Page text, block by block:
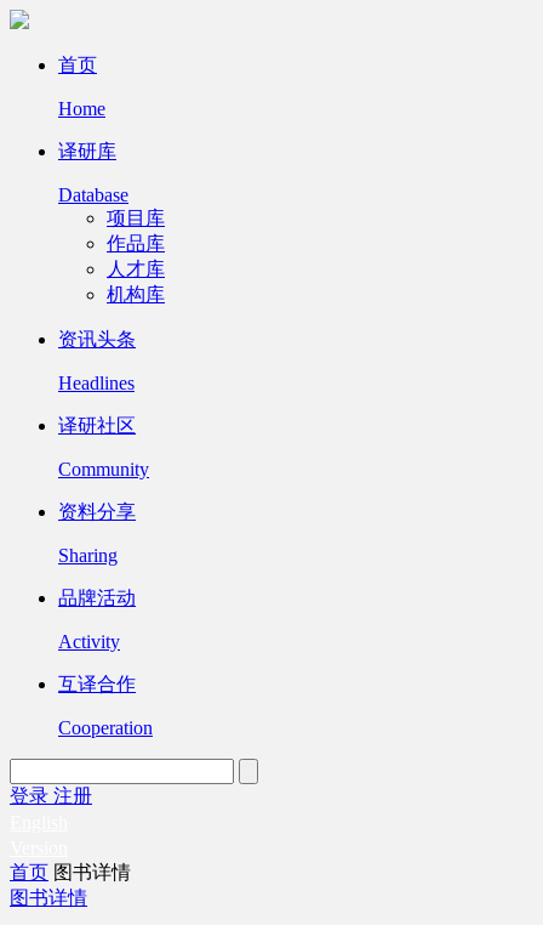
首页
Home
译研库
Database
项目库
作品库
人才库
机构库
资讯头条
Headlines
译研社区
Community
资料分享
Sharing
品牌活动
Activity
互译合作
Cooperation
登录 注册
首页 图书详情
图书详情